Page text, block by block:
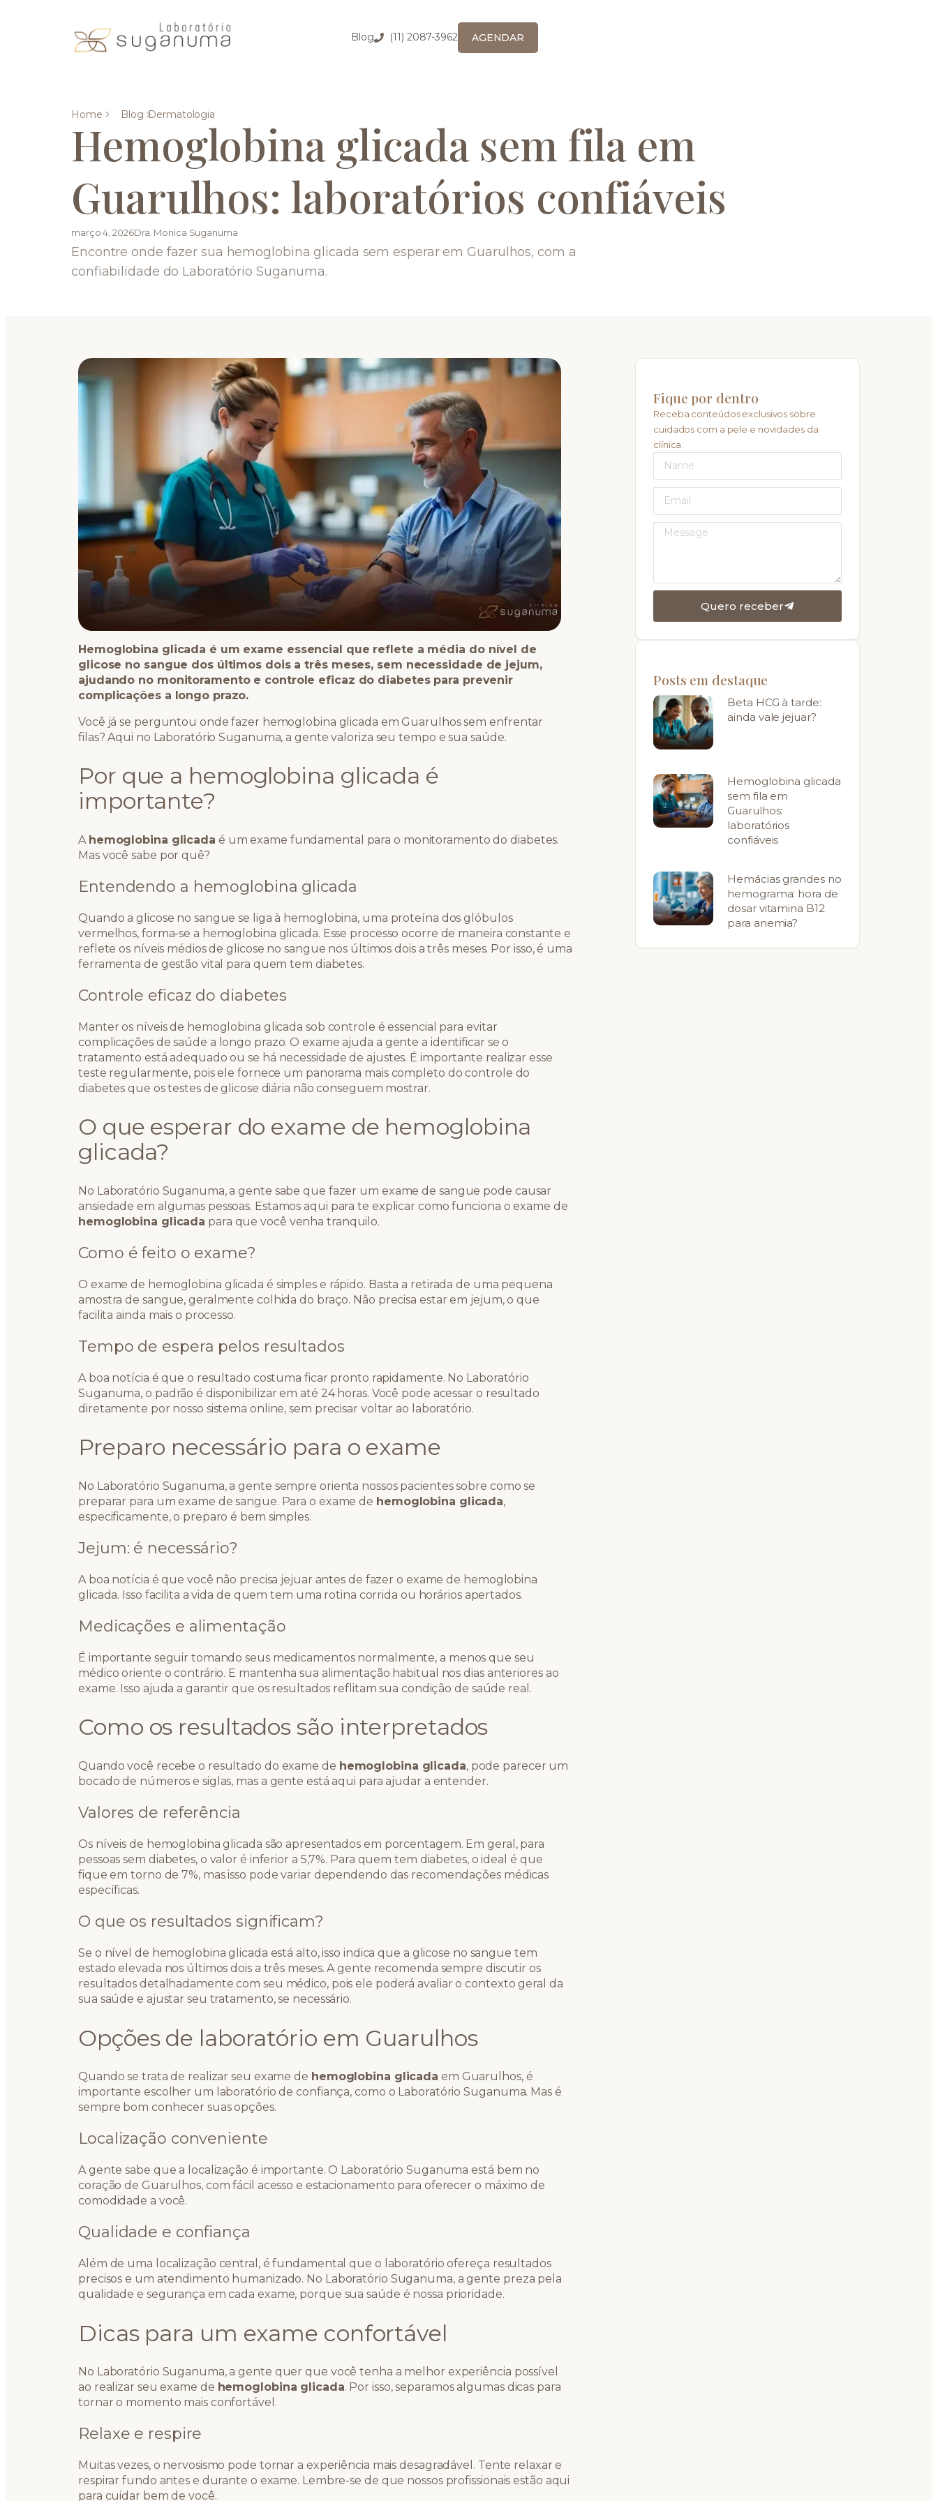
Blog (11) 2087-3962 AGENDAR
Home Blog Dermatologia
Hemoglobina glicada sem fila em
Guarulhos: laboratórios confiáveis
março 4, 2026Dra. Monica Suganuma
Encontre onde fazer sua hemoglobina glicada sem esperar em Guarulhos, com a
confiabilidade do Laboratório Suganuma.
Hemoglobina glicada é um exame essencial que reflete a média do nível de
glicose no sangue dos últimos dois a três meses, sem necessidade de jejum,
ajudando no monitoramento e controle eficaz do diabetes para prevenir
complicações a longo prazo.
Você já se perguntou onde fazer hemoglobina glicada em Guarulhos sem enfrentar
filas? Aqui no Laboratório Suganuma, a gente valoriza seu tempo e sua saúde.
Por que a hemoglobina glicada é
importante?
A hemoglobina glicada é um exame fundamental para o monitoramento do diabetes.
Mas você sabe por quê?
Entendendo a hemoglobina glicada
Quando a glicose no sangue se liga à hemoglobina, uma proteína dos glóbulos
vermelhos, forma-se a hemoglobina glicada. Esse processo ocorre de maneira constante e
reflete os níveis médios de glicose no sangue nos últimos dois a três meses. Por isso, é uma
ferramenta de gestão vital para quem tem diabetes.
Controle eficaz do diabetes
Manter os níveis de hemoglobina glicada sob controle é essencial para evitar
complicações de saúde a longo prazo. O exame ajuda a gente a identificar se o
tratamento está adequado ou se há necessidade de ajustes. É importante realizar esse
teste regularmente, pois ele fornece um panorama mais completo do controle do
diabetes que os testes de glicose diária não conseguem mostrar.
O que esperar do exame de hemoglobina
glicada?
No Laboratório Suganuma, a gente sabe que fazer um exame de sangue pode causar
ansiedade em algumas pessoas. Estamos aqui para te explicar como funciona o exame de
hemoglobina glicada para que você venha tranquilo.
Como é feito o exame?
O exame de hemoglobina glicada é simples e rápido. Basta a retirada de uma pequena
amostra de sangue, geralmente colhida do braço. Não precisa estar em jejum, o que
facilita ainda mais o processo.
Tempo de espera pelos resultados
A boa notícia é que o resultado costuma ficar pronto rapidamente. No Laboratório
Suganuma, o padrão é disponibilizar em até 24 horas. Você pode acessar o resultado
diretamente por nosso sistema online, sem precisar voltar ao laboratório.
Preparo necessário para o exame
No Laboratório Suganuma, a gente sempre orienta nossos pacientes sobre como se
preparar para um exame de sangue. Para o exame de hemoglobina glicada,
especificamente, o preparo é bem simples.
Jejum: é necessário?
A boa notícia é que você não precisa jejuar antes de fazer o exame de hemoglobina
glicada. Isso facilita a vida de quem tem uma rotina corrida ou horários apertados.
Medicações e alimentação
É importante seguir tomando seus medicamentos normalmente, a menos que seu
médico oriente o contrário. E mantenha sua alimentação habitual nos dias anteriores ao
exame. Isso ajuda a garantir que os resultados reflitam sua condição de saúde real.
Como os resultados são interpretados
Quando você recebe o resultado do exame de hemoglobina glicada, pode parecer um
bocado de números e siglas, mas a gente está aqui para ajudar a entender.
Valores de referência
Os níveis de hemoglobina glicada são apresentados em porcentagem. Em geral, para
pessoas sem diabetes, o valor é inferior a 5,7%. Para quem tem diabetes, o ideal é que
fique em torno de 7%, mas isso pode variar dependendo das recomendações médicas
específicas.
O que os resultados significam?
Se o nível de hemoglobina glicada está alto, isso indica que a glicose no sangue tem
estado elevada nos últimos dois a três meses. A gente recomenda sempre discutir os
resultados detalhadamente com seu médico, pois ele poderá avaliar o contexto geral da
sua saúde e ajustar seu tratamento, se necessário.
Opções de laboratório em Guarulhos
Quando se trata de realizar seu exame de hemoglobina glicada em Guarulhos, é
importante escolher um laboratório de confiança, como o Laboratório Suganuma. Mas é
sempre bom conhecer suas opções.
Localização conveniente
A gente sabe que a localização é importante. O Laboratório Suganuma está bem no
coração de Guarulhos, com fácil acesso e estacionamento para oferecer o máximo de
comodidade a você.
Qualidade e confiança
Além de uma localização central, é fundamental que o laboratório ofereça resultados
precisos e um atendimento humanizado. No Laboratório Suganuma, a gente preza pela
qualidade e segurança em cada exame, porque sua saúde é nossa prioridade.
Dicas para um exame confortável
No Laboratório Suganuma, a gente quer que você tenha a melhor experiência possível
ao realizar seu exame de hemoglobina glicada. Por isso, separamos algumas dicas para
tornar o momento mais confortável.
Relaxe e respire
Muitas vezes, o nervosismo pode tornar a experiência mais desagradável. Tente relaxar e
respirar fundo antes e durante o exame. Lembre-se de que nossos profissionais estão aqui
para cuidar bem de você.
Fique por dentro
Receba conteúdos exclusivos sobre
cuidados com a pele e novidades da
clínica.
Quero receber
Posts em destaque
Beta HCG à tarde:
ainda vale jejuar?
Hemoglobina glicada
sem fila em
Guarulhos:
laboratórios
confiáveis
Hemácias grandes no
hemograma: hora de
dosar vitamina B12
para anemia?